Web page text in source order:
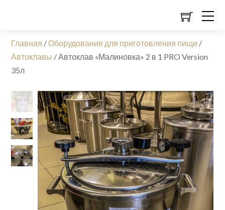
Главная /Оборудование для приготовления пищи /
Автоклавы /Автоклав «Малиновка» 2 в 1 PRO Version
35л